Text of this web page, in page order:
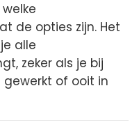
de opties zijn. Het
alle
zeker als je bij
of ooit in